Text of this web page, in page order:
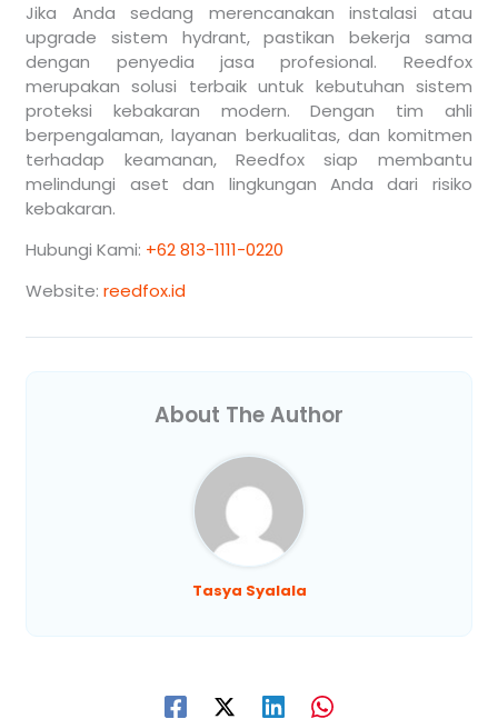
Jika Anda sedang merencanakan instalasi atau
upgrade sistem hydrant, pastikan bekerja sama
dengan penyedia jasa profesional. Reedfox
merupakan solusi terbaik untuk kebutuhan sistem
proteksi kebakaran modern. Dengan tim ahli
berpengalaman, layanan berkualitas, dan komitmen
terhadap keamanan, Reedfox siap membantu
melindungi aset dan lingkungan Anda dari risiko
kebakaran.
Hubungi Kami: +62 813-1111-0220
Website: reedfox.id
About The Author
Tasya Syalala